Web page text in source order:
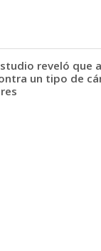
reveló que
un tipo de